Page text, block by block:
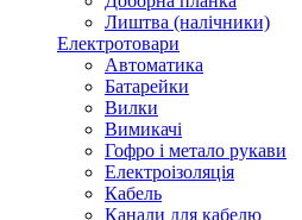
Лиштва (налічники)
Електротовари
Автоматика
Батарейки
Вилки
Вимикачі
Гофро і метало рукави
Електроізоляція
Кабель
Канали для кабелю